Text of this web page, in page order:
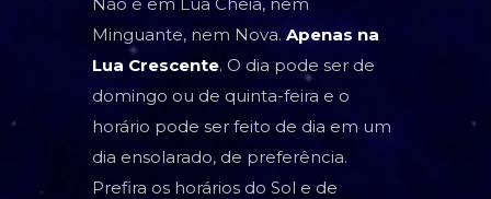
Minguante, nem Nova. Apenas na
Lua Crescente. O dia pode ser de
domingo ou de quinta-feira e o
horário pode ser feito de dia em um
dia ensolarado, de preferência.
Prefira os horários do Sol e de